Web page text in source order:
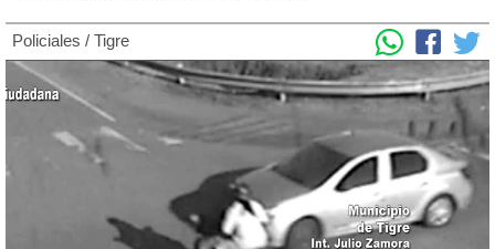
Policiales / Tigre